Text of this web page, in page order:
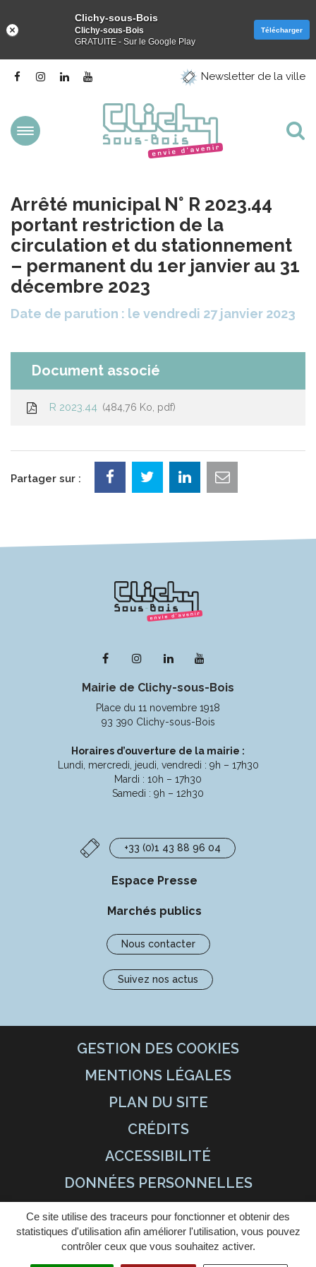
Ce site utilise des traceurs pour fonctionner et obtenir des
statistiques d'utilisation afin améliorer l'utilisation, vous pouvez
contrôler ceux que vous souhaitez activer.
Lien
compte
Facebook
Lien
Lien
Linkedin
la
chaîne
Youtube
Newsletter de la ville
Aller
Arrêté municipal N° R 2023.44
portant restriction de la
circulation et du stationnement
– permanent du 1er janvier au 31
décembre 2023
Date de parution : le vendredi 27 janvier 2023
Document associé
R 2023.44 484,76 Ko, pdf
Partager sur :
Lien
le
compte
Facebook
Lien
le
compte
Instagram
Lien
le
compte
Linkedin
la
chaîne
Youtube
Mairie de Clichy-sous-Bois
Place du 11 novembre 1918
93 390 Clichy-sous-Bois
Horaires d’ouverture de la mairie :
Lundi, mercredi, jeudi, vendredi : 9h – 17h30
Mardi : 10h – 17h30
Samedi : 9h – 12h30
+33 (0)1 43 88 96 04
Espace Presse
Marchés publics
Nous contacter
Suivez nos actus
GESTION DES COOKIES
MENTIONS LÉGALES
PLAN DU SITE
CRÉDITS
ACCESSIBILITÉ
DONNÉES PERSONNELLES
Clichy-sous-Bois
Clichy-sous-Bois
GRATUITE - Sur le Google Play
Télécharger